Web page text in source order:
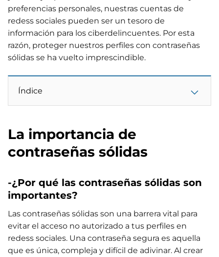
preferencias personales, nuestras cuentas de
redess sociales pueden ser un tesoro de
información para los ciberdelincuentes. Por esta
razón, proteger nuestros perfiles con contraseñas
sólidas se ha vuelto imprescindible.
Índice
La importancia de
contraseñas sólidas
-¿Por qué las contraseñas sólidas son
importantes?
Las contraseñas sólidas son una barrera vital para
evitar el acceso no autorizado a tus perfiles en
redess sociales. Una contraseña segura es aquella
que es única, compleja y difícil de adivinar. Al crear